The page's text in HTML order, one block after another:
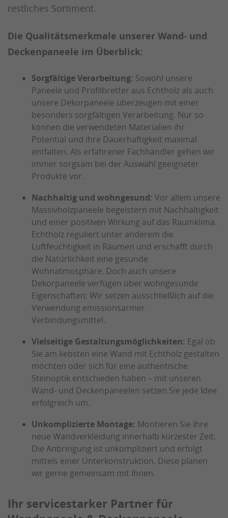
restliches Sortiment.
Die Qualitätsmerkmale unserer Wand- und
Deckenpaneele im Überblick:
Sorgfältige Verarbeitung: Sowohl unsere
Paneele und Profilbretter aus Echtholz als auch
unsere Dekorpaneele überzeugen mit einer
besonders sorgfältigen Verarbeitung. Nur so
können die verwendeten Materialien ihr
Potential und ihre Dauerhaftigkeit maximal
entfalten. Als erfahrener Fachhändler gehen wir
immer sorgsam bei der Auswahl geeigneter
Produkte vor.
Nachhaltig und wohngesund: Vor allem unsere
Massivholzpaneele begeistern mit Nachhaltigkeit
und einer positiven Wirkung auf das Raumklima.
Echtholz reguliert unter anderem die
Luftfeuchtigkeit in Räumen und erschafft durch
die Natürlichkeit eine gesunde
Wohnatmosphäre. Doch auch unsere
Dekorpaneele verfügen über wohngesunde
Eigenschaften: Wir setzen ausschließlich auf die
Verwendung emissionsarmer
Verbindungsmittel.
Vielseitige Gestaltungsmöglichkeiten: Egal ob
Sie am liebsten eine Wand mit Echtholz gestalten
möchten oder sich für eine authentische
Steinoptik entschieden haben – mit unseren
Wand- und Deckenpaneelen setzen Sie jede Idee
erfolgreich um.
Unkomplizierte Montage: Montieren Sie Ihre
neue Wandverkleidung innerhalb kürzester Zeit.
Die Anbringung ist unkompliziert und erfolgt
mittels einer Unterkonstruktion. Diese planen
wir gerne gemeinsam mit Ihnen.
Ihr servicestarker Partner für